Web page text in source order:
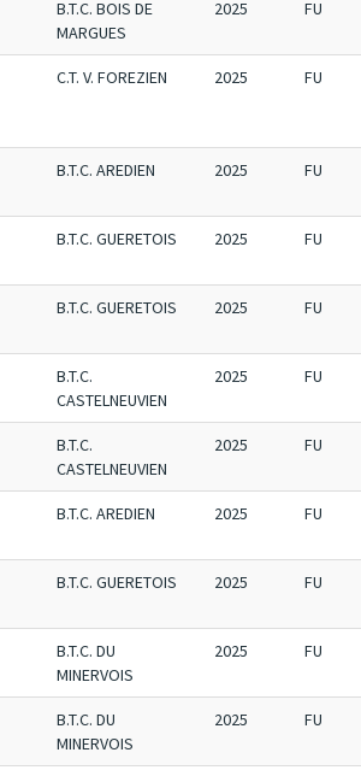
B.T.C. BOIS DE
MARGUES
2025 FU
C.T. V. FOREZIEN 2025 FU
B.T.C. AREDIEN 2025 FU
B.T.C. GUERETOIS 2025 FU
B.T.C. GUERETOIS 2025 FU
B.T.C.
CASTELNEUVIEN
2025 FU
B.T.C.
CASTELNEUVIEN
2025 FU
B.T.C. AREDIEN 2025 FU
B.T.C. GUERETOIS 2025 FU
B.T.C. DU
MINERVOIS
2025 FU
B.T.C. DU
MINERVOIS
2025 FU